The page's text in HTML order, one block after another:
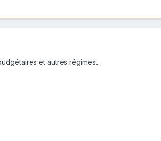
et autres régimes...